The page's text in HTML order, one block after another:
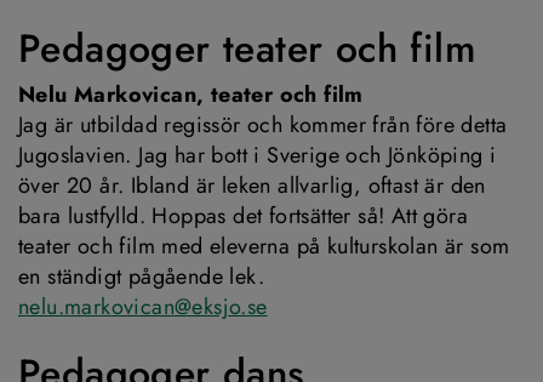
Pedagoger teater och film
Nelu Markovican, teater och film
Jag är utbildad regissör och kommer från före detta
Jugoslavien. Jag har bott i Sverige och Jönköping i
över 20 år. Ibland är leken allvarlig, oftast är den
bara lustfylld. Hoppas det fortsätter så! Att göra
teater och film med eleverna på kulturskolan är som
en ständigt pågående lek.
nelu.markovican@eksjo.se